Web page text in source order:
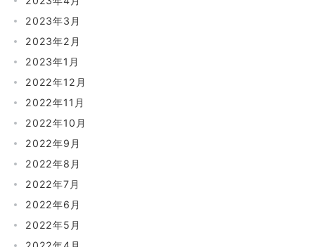
2023年3月
2023年2月
2023年1月
2022年12月
2022年11月
2022年10月
2022年9月
2022年8月
2022年7月
2022年6月
2022年5月